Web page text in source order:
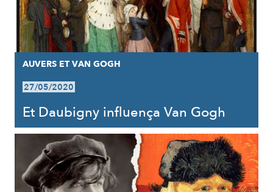
AUVERS ET VAN GOGH
27/05/2020
Et Daubigny influença Van Gogh